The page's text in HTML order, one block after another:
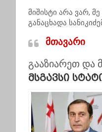
მიშისტი არა ვარ,
განაცხადა
მთავარი
გააზიარეთ და
Მსგავსი